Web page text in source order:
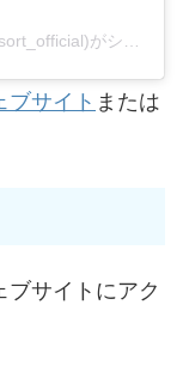
東京ディズニーリゾート(@tokyodisneyresort_official)がシェアした投稿
ブサイト または
サイトにアク